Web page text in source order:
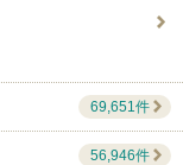
69,651件
56,946件